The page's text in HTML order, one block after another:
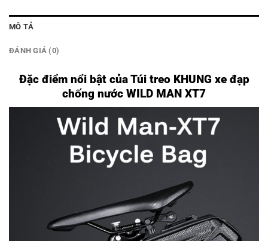
MÔ TẢ
ĐÁNH GIÁ (0)
Đặc điểm nổi bật của Túi treo KHUNG xe đạp
chống nước WILD MAN XT7